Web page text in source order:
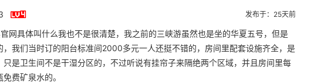
 发布于：25天前
网具体叫什么我也不是很清楚，我之前的三峡游虽然也是坐的华夏五号，但是
，我们当时订的阳台标准间2000多元一人还挺不错的，房间里配套设施齐全，是
只是卫生间不是干湿分区的，不过听说有挂帘子来隔绝两个区域，并且房间里每
费矿泉水的。